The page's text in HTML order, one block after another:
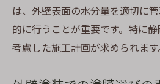
適切な塗料選択がもた
膨れを起こさないため
施工後の定期的な点検
は、外壁表面の水分量を適切に
的に行うことが重要です。特に
考慮した施工計画が求められます